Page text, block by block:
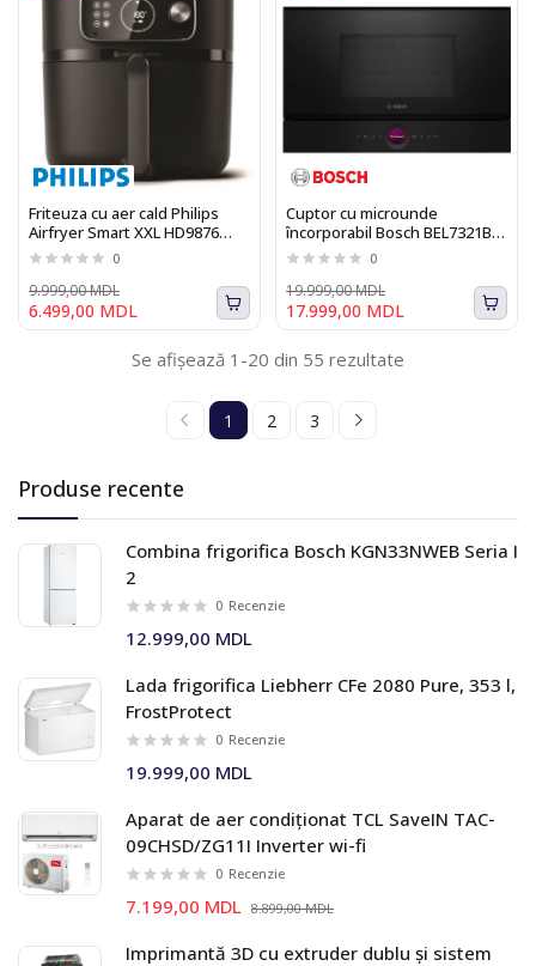
Produse recente
Combina frigorifica Bosch KGN33NWEB Seria I
2
0 Recenzie
12.999,00 MDL
Lada frigorifica Liebherr CFe 2080 Pure, 353 l,
FrostProtect
0 Recenzie
19.999,00 MDL
Aparat de aer condiționat TCL SaveIN TAC-
09CHSD/ZG11I Inverter wi-fi
0 Recenzie
7.199,00 MDL 8.899,00 MDL
Imprimantă 3D cu extruder dublu și sistem
Friteuza cu aer cald Philips
Airfryer Smart XXL HD9876
Seria 7000 0
6.499,00 MDL
9.999,00 MDL
Cuptor cu microunde
încorporabil Bosch BEL7321B1
Seria I 8
0
17.999,00 MDL
19.999,00 MDL
Se afișează 1-20 din 55 rezultate
1 2 3